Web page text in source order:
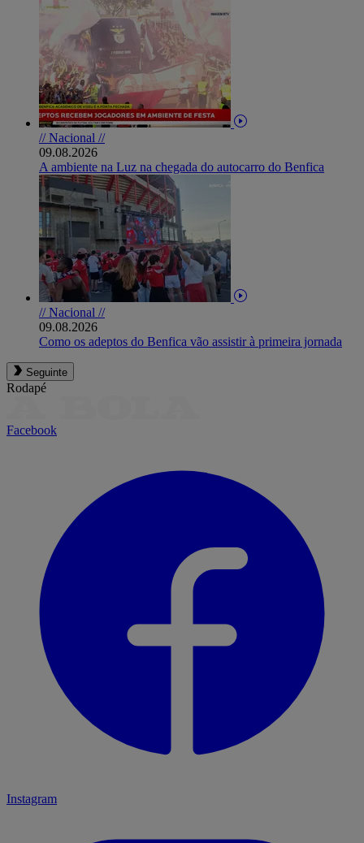
// Nacional //
09.08.2026
A ambiente na Luz na chegada do autocarro do Benfica
// Nacional //
09.08.2026
Como os adeptos do Benfica vão assistir à primeira jornada
Seguinte
Rodapé
Facebook
Instagram